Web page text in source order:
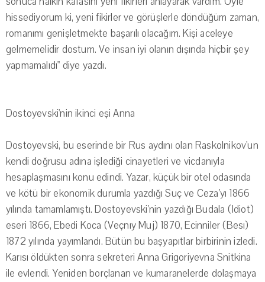
hissediyorum ki, yeni fikirler ve görüşlerle döndüğüm zaman,
romanımı genişletmekte başarılı olacağım. Kişi aceleye
gelmemelidir dostum. Ve insan iyi olanın dışında hiçbir şey
yapmamalıdı" diye yazdı.
Dostoyevski'nin ikinci eşi Anna
Dostoyevski, bu eserinde bir Rus aydını olan Raskolnikov'un
kendi doğrusu adına işlediği cinayetleri ve vicdanıyla
hesaplaşmasını konu edindi. Yazar, küçük bir otel odasında
ve kötü bir ekonomik durumla yazdığı Suç ve Ceza'yı 1866
yılında tamamlamıştı. Dostoyevski'nin yazdığı Budala (Idiot)
eseri 1866, Ebedi Koca (Veçnıy Muj) 1870, Ecinniler (Besı)
1872 yılında yayımlandı. Bütün bu başyapıtlar birbirinin izledi.
Karısı öldükten sonra sekreteri Anna Grigoriyevna Snitkina
ile evlendi. Yeniden borçlanan ve kumaranelerde dolaşmaya